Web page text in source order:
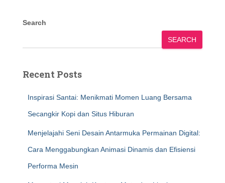
Search
SEARCH
Recent Posts
Inspirasi Santai: Menikmati Momen Luang Bersama
Secangkir Kopi dan Situs Hiburan
Menjelajahi Seni Desain Antarmuka Permainan Digital:
Cara Menggabungkan Animasi Dinamis dan Efisiensi
Performa Mesin